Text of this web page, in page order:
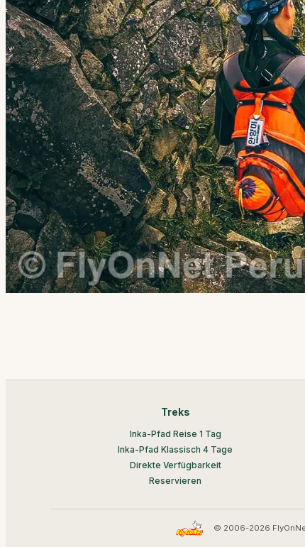
Treks
Inka-Pfad Reise 1 Tag
Inka-Pfad Klassisch 4 Tage
Direkte Verfügbarkeit
Reservieren
© 2006-2026